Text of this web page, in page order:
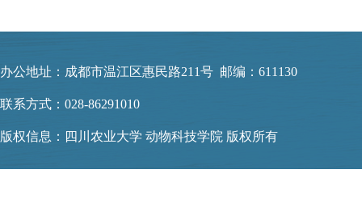
办公地址：成都市温江区惠民路211号 邮编：611130
联系方式：028-86291010
版权信息：四川农业大学 动物科技学院 版权所有